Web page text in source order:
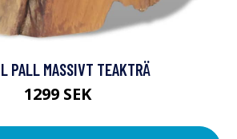
PALL MASSIVT TEAKTRÄ
1299 SEK